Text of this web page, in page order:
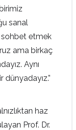
sanal
sohbet etmek
ama birkaç
Aynı
haz
Prof. Dr.